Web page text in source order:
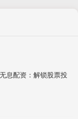
息配资：解锁股票投